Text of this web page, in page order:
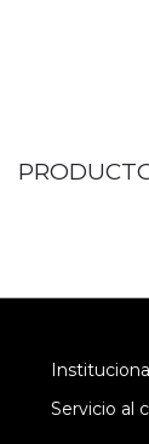
Servicio al